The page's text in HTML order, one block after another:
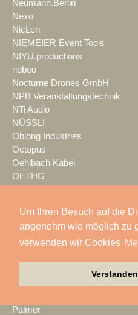
Um Ihren Besuch auf die
angenehm wie möglich zu
verwenden wir Cookies
Neumann.Berlin
Nexo
NicLen
NIEMEIER Event Tools
NIYU.productions
nobeo
Nocturne Drones GmbH
NPB Veranstaltungstechnik
NTi Audio
NÜSSLI
Oblong Industries
Octopus
Oehlbach Kabel
OETHG
Optimahl Catering
Optocore
ORANGE PRODUCTION DG
Palmer